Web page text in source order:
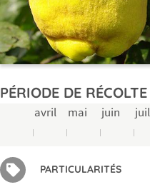
PÉRIODE DE
avril mai juin
PARTICULARITÉS